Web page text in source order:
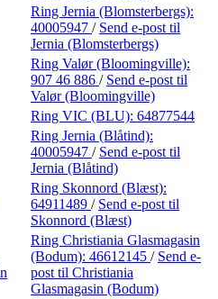
Ring Jernia (Blomsterbergs):
40005947 / Send e-post til
Jernia (Blomsterbergs)
Ring Valør (Bloomingville):
907 46 886 / Send e-post til
Valør (Bloomingville)
Ring VIC (BLU): 64877544
Ring Jernia (Blåtind):
40005947 / Send e-post til
Jernia (Blåtind)
Ring Skonnord (Blæst):
64911489 / Send e-post til
Skonnord (Blæst)
Ring Christiania Glasmagasin
(Bodum): 46612145 / Send e-
post til Christiania
Glasmagasin (Bodum)